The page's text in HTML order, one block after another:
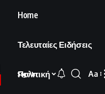
Home
Τελευταίες Ειδήσεις
Πολιτική
Sign In
Font
Aa